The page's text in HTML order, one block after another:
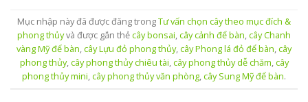
Mục nhập này đã được đăng trongTư vấn chọn cây theo mục đích &
phong thủyvà được gắn thẻcây bonsai,cây cảnh để bàn,cây Chanh
vàng Mỹ để bàn,cây Lựu đỏ phong thủy,cây Phong lá đỏ để bàn,cây
phong thủy,cây phong thủy chiêu tài,cây phong thủy dễ chăm,cây
phong thủy mini,cây phong thủy văn phòng,cây Sung Mỹ để bàn.